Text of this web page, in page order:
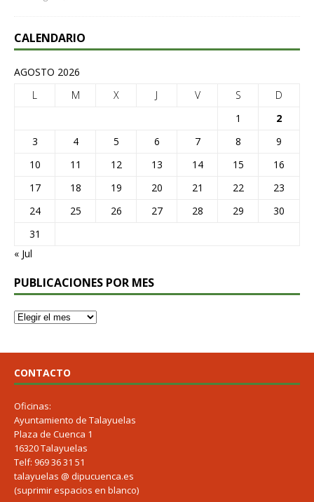
CALENDARIO
AGOSTO 2026
L
M X J V S
D
1
2
3
4 5 6 7 8
9
10
11 12 13 14 15
16
17
18 19 20 21 22
23
24
25 26 27 28 29
30
31
« Jul
PUBLICACIONES POR MES
CONTACTO
Oficinas:
Ayuntamiento de Talayuelas
Plaza de Cuenca 1
16320 Talayuelas
Telf: 969 36 31 51
talayuelas @ dipucuenca.es
(suprimir espacios en blanco)